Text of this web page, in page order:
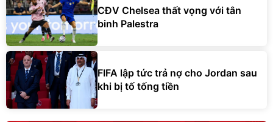
CĐV Chelsea thất vọng với tân
binh Palestra
FIFA lập tức trả nợ cho Jordan sau
khi bị tố tống tiền